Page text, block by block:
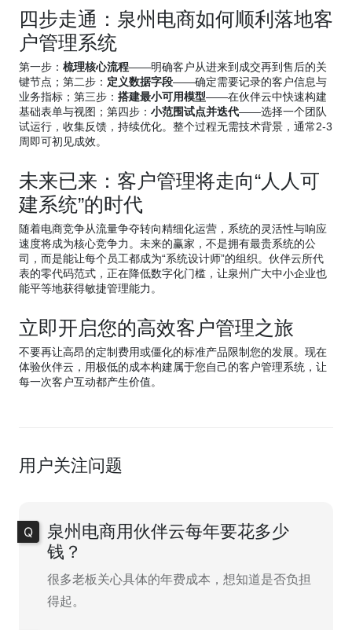
四步走通：泉州电商如何顺利落地客
户管理系统
第一步： 梳理核心流程——明确客户从进来到成交再到售后的关
键节点；第二步： 定义数据字段——确定需要记录的客户信息与
业务指标；第三步： 搭建最小可用模型——在伙伴云中快速构建
基础表单与视图；第四步： 小范围试点并迭代——选择一个团队
试运行，收集反馈，持续优化。整个过程无需技术背景，通常2-3
周即可初见成效。
未来已来：客户管理将走向“人人可
建系统”的时代
随着电商竞争从流量争夺转向精细化运营，系统的灵活性与响应
速度将成为核心竞争力。未来的赢家，不是拥有最贵系统的公
司，而是能让每个员工都成为“系统设计师”的组织。伙伴云所代
表的零代码范式，正在降低数字化门槛，让泉州广大中小企业也
能平等地获得敏捷管理能力。
立即开启您的高效客户管理之旅
不要再让高昂的定制费用或僵化的标准产品限制您的发展。现在
体验伙伴云，用极低的成本构建属于您自己的客户管理系统，让
每一次客户互动都产生价值。
用户关注问题
泉州电商用伙伴云每年要花多少
钱？
很多老板关心具体的年费成本，想知道是否负担
得起。